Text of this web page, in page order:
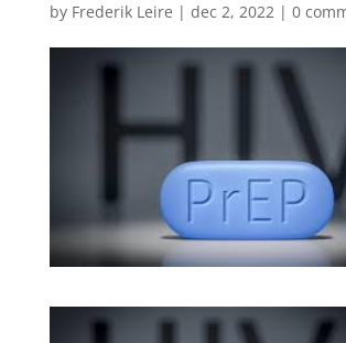
by Frederik Leire | dec 2, 2022| 0